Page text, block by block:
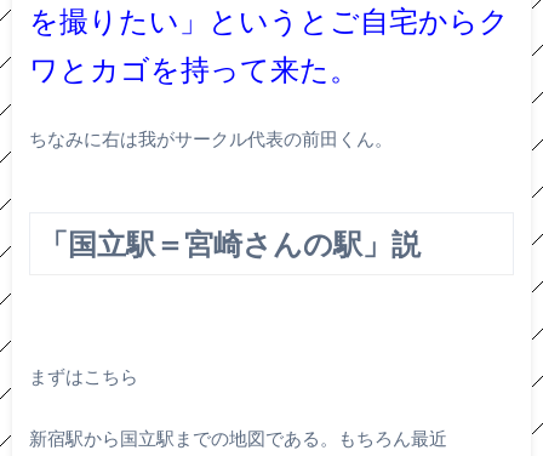
を撮りたい」というとご自宅からク
ワとカゴを持って来た。
ちなみに右は我がサークル代表の前田くん。
「国立駅＝宮崎さんの駅」説
まずはこちら
新宿駅から国立駅までの地図である。もちろん最近